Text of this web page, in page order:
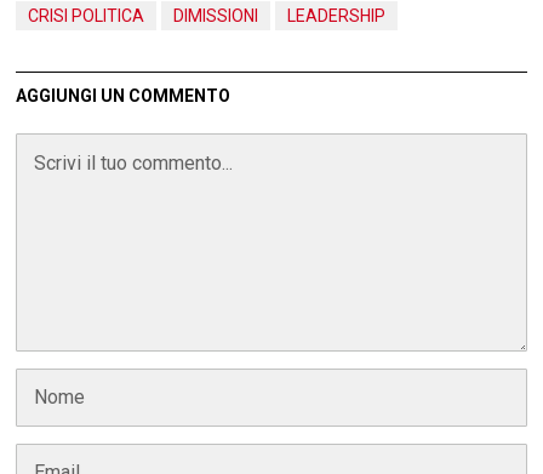
CRISI POLITICA DIMISSIONI LEADERSHIP
AGGIUNGI UN COMMENTO